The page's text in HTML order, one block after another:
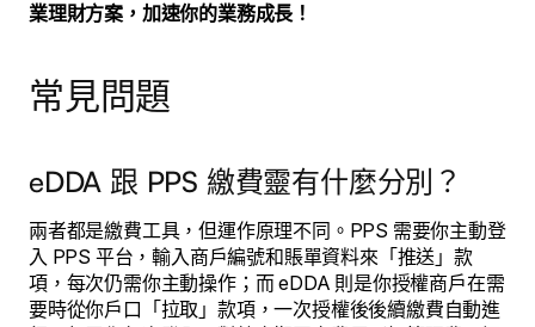
業理財方案，加速你的業務成長！
常見問題
eDDA 跟 PPS 繳費靈有什麼分別？
兩者都是繳費工具，但運作原理不同。PPS 需要你主動登
入 PPS 平台，輸入商戶編號和賬單資料來「推送」款
項，每次仍需你主動操作；而 eDDA 則是你授權商戶在需
要時從你戶口「拉取」款項，一次授權後後續繳費自動進